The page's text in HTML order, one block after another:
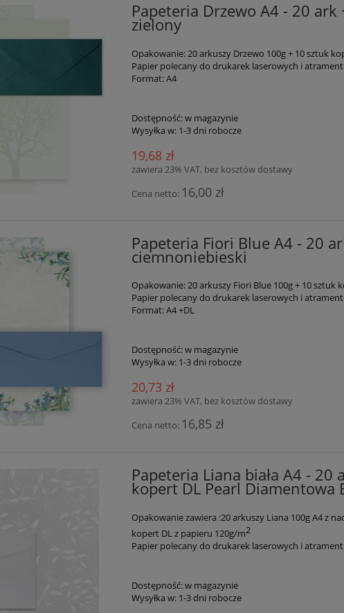
Papeteria Drzewo A4 - 20
zielony
Opakowanie: 20 arkuszy Drzewo 100g + 10 sztuk
Papier polecany do drukarek laserowych i
Format: A4
Dostępność:w magazynie
Wysyłka w: 1-3 dni robocze
19,68 zł
zawiera 23% VAT, bez kosztów dostawy
Cena netto: 16,00 zł
Papeteria Fiori Blue A4 - 20
ciemnoniebieski
Opakowanie: 20 arkuszy Fiori Blue 100g + 10 sztuk
Papier polecany do drukarek laserowych i
Format: A4 +DL
Dostępność:w magazynie
Wysyłka w: 1-3 dni robocze
20,73 zł
zawiera 23% VAT, bez kosztów dostawy
Cena netto: 16,85 zł
Papeteria Liana biała A4 - 20
kopert DL Pearl Diamentowa
Opakowanie zawiera :20 arkuszy Liana 100g A4 z
kopert DL z papieru 120g/m2
Papier polecany do drukarek laserowych i
Dostępność:w magazynie
Wysyłka w: 1-3 dni robocze